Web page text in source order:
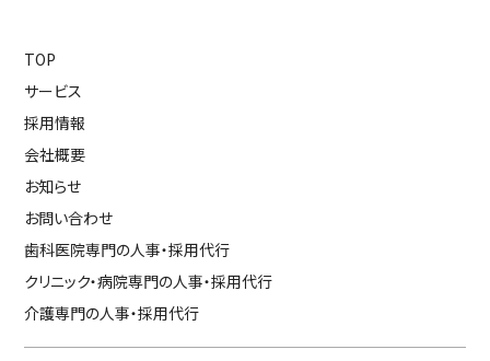
TOP
サービス
採用情報
会社概要
お知らせ
お問い合わせ
歯科医院専門の人事・採用代行
クリニック・病院専門の人事・採用代行
介護専門の人事・採用代行